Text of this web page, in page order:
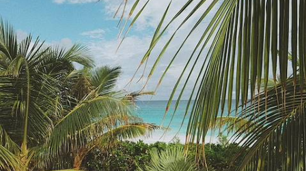
Toutes nos suggestions de voyages avant-première voyageurs
à la Barbade (1)
La Barbade selonvos envies
Parce que chaque voyageur est différent